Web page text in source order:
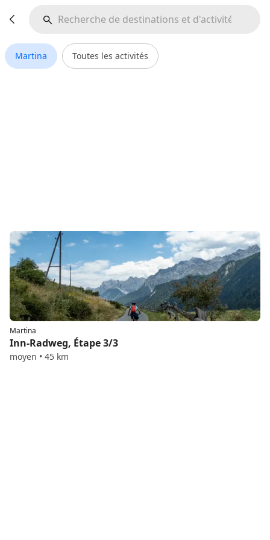
Martina Toutes les activités
Martina
Inn-Radweg, Étape 3/3
moyen • 45 km